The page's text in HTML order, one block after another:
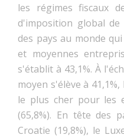
les régimes fiscaux
d'imposition global de
des pays au monde
et moyennes
s'établit à 43,1%. À
moyen s'élève à
le plus cher pour les
(65,8%). En tête des
Croatie (19,8%), le